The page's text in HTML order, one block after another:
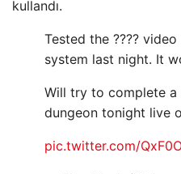
kullandı.
Tested the ????
system last night. It
Will try to complete a
dungeon tonight live
pic.twitter.com/